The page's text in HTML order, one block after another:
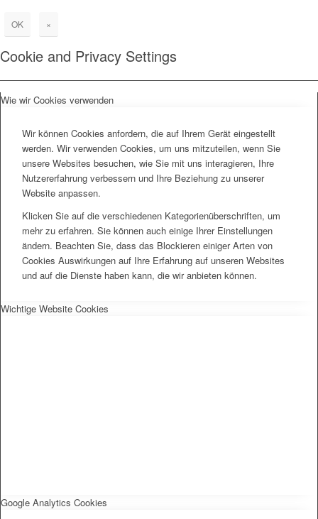
OK ×
Cookie and Privacy Settings
Wie wir Cookies verwenden
Wir können Cookies anfordern, die auf Ihrem Gerät eingestellt
werden. Wir verwenden Cookies, um uns mitzuteilen, wenn Sie
unsere Websites besuchen, wie Sie mit uns interagieren, Ihre
Nutzererfahrung verbessern und Ihre Beziehung zu unserer
Website anpassen.
Klicken Sie auf die verschiedenen Kategorienüberschriften, um
mehr zu erfahren. Sie können auch einige Ihrer Einstellungen
ändern. Beachten Sie, dass das Blockieren einiger Arten von
Cookies Auswirkungen auf Ihre Erfahrung auf unseren Websites
und auf die Dienste haben kann, die wir anbieten können.
Wichtige Website Cookies
Google Analytics Cookies